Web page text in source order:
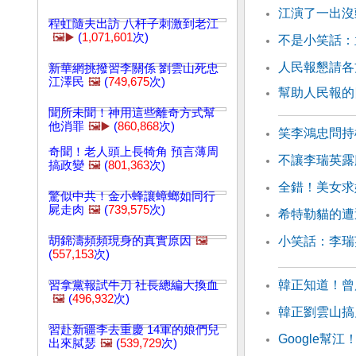
程虹隨夫出訪 八杆子刺激到老江
🖼️▶️ (1,071,601次)
新華網挑撥習李關係 劉雲山死忠
江澤民 🖼️ (749,675次)
聞所未聞！神用這些離奇方式幫
他消罪 🖼️▶️ (860,868次)
奇聞！老人頭上長犄角 預言薄周
搞政變 🖼️ (801,363次)
驚似中共！金小蜂讓蟑螂如同行
屍走肉 🖼️ (739,575次)
胡錦濤頻頻現身的真實原因 🖼️
(557,153次)
習拿黨報試牛刀 社長總編大換血
🖼️ (496,932次)
習赴新疆李去重慶 14軍的娘們兒
出來脦瑟 🖼️ (539,729次)
江演了一出
不是小笑話
人民報懇請
幫助人民報
笑李鴻忠問
不讓李瑞英
全錯！美女
希特勒貓的
小笑話：李
韓正知道！
韓正劉雲山
Google幫江